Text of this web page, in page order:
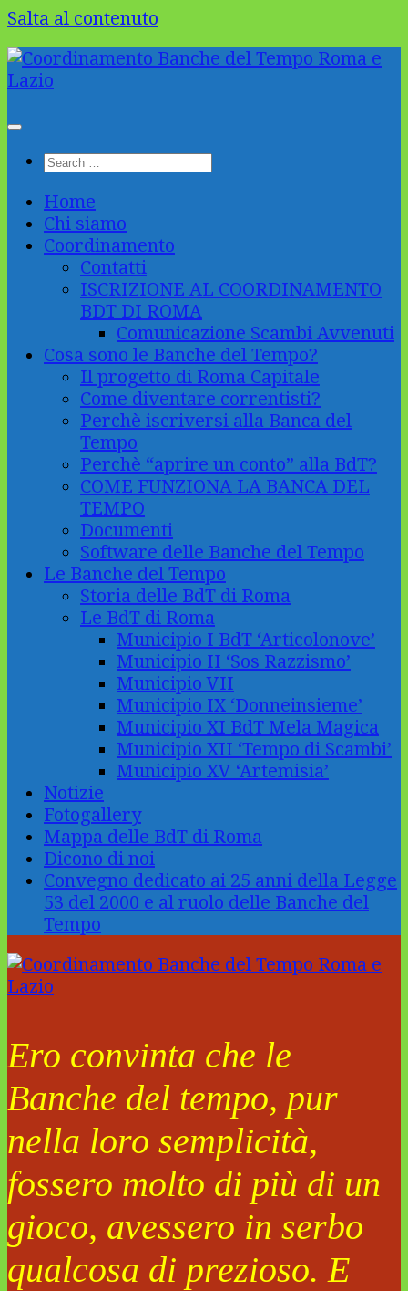
Salta al contenuto
Home
Chi siamo
Coordinamento
Contatti
ISCRIZIONE AL COORDINAMENTO
BDT DI ROMA
Comunicazione Scambi Avvenuti
Cosa sono le Banche del Tempo?
Il progetto di Roma Capitale
Come diventare correntisti?
Perchè iscriversi alla Banca del
Tempo
Perchè “aprire un conto” alla BdT?
COME FUNZIONA LA BANCA DEL
TEMPO
Documenti
Software delle Banche del Tempo
Le Banche del Tempo
Storia delle BdT di Roma
Le BdT di Roma
Municipio I BdT ‘Articolonove’
Municipio II ‘Sos Razzismo’
Municipio VII
Municipio IX ‘Donneinsieme’
Municipio XI BdT Mela Magica
Municipio XII ‘Tempo di Scambi’
Municipio XV ‘Artemisia’
Notizie
Fotogallery
Mappa delle BdT di Roma
Dicono di noi
Convegno dedicato ai 25 anni della Legge
53 del 2000 e al ruolo delle Banche del
Tempo
Ero convinta che le
Banche del tempo, pur
nella loro semplicità,
fossero molto di più di un
gioco, avessero in serbo
qualcosa di prezioso. E